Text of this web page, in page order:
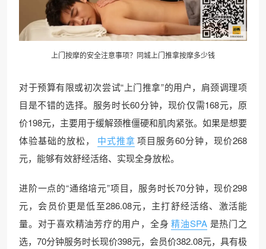
上门按摩的安全注意事项？同城上门推拿按摩多少钱
对于预算有限或初次尝试“上门推拿”的用户，肩颈调理项
目是不错的选择。服务时长60分钟，现价仅需168元，原
价198元，主要用于缓解颈椎僵硬和肌肉紧张。如果是想要
体验基础的放松，
中式推拿 项目服务60分钟，现价268
元，能够有效舒经活络、实现全身放松。
进阶一点的“通络培元”项目，服务时长70分钟，现价298
元，会员价更是低至286.08元，主打舒经活络、激活能
量。对于喜欢精油芳疗的用户，全身 精油SPA 是热门之
选，70分钟服务时长现价398元，会员价382.08元，具有极